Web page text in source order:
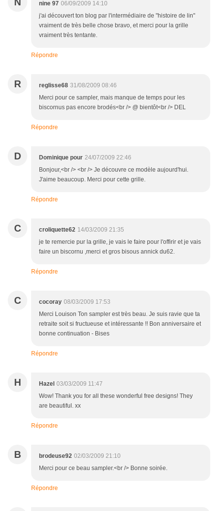
nine 97 06/09/2009 14:10
j'ai découvert ton blog par l'intermédiaire de "histoire de lin"
vraiment de très belle chose bravo, et merci pour la grille
vraiment très tentante.
Répondre
R reglisse68 31/08/2009 08:46
Merci pour ce sampler, mais manque de temps pour les
biscornus pas encore brodés<br /> @ bientôt<br /> DEL
Répondre
D Dominique pour 24/07/2009 22:46
Bonjour,<br /> <br /> Je découvre ce modèle aujourd'hui.
J'aime beaucoup. Merci pour cette grille.
Répondre
C croliquette62 14/03/2009 21:35
je te remercie pur la grille, je vais le faire pour l'offirir et je vais
faire un biscornu ,merci et gros bisous annick du62.
Répondre
C cocoray 08/03/2009 17:53
Merci Louison Ton sampler est très beau. Je suis ravie que ta
retraite soit si fructueuse et intéressante !! Bon anniversaire et
bonne continuation - Bises
Répondre
H Hazel 03/03/2009 11:47
Wow! Thank you for all these wonderful free designs! They
are beautiful. xx
Répondre
B brodeuse92 02/03/2009 21:10
Merci pour ce beau sampler.<br /> Bonne soirée.
Répondre